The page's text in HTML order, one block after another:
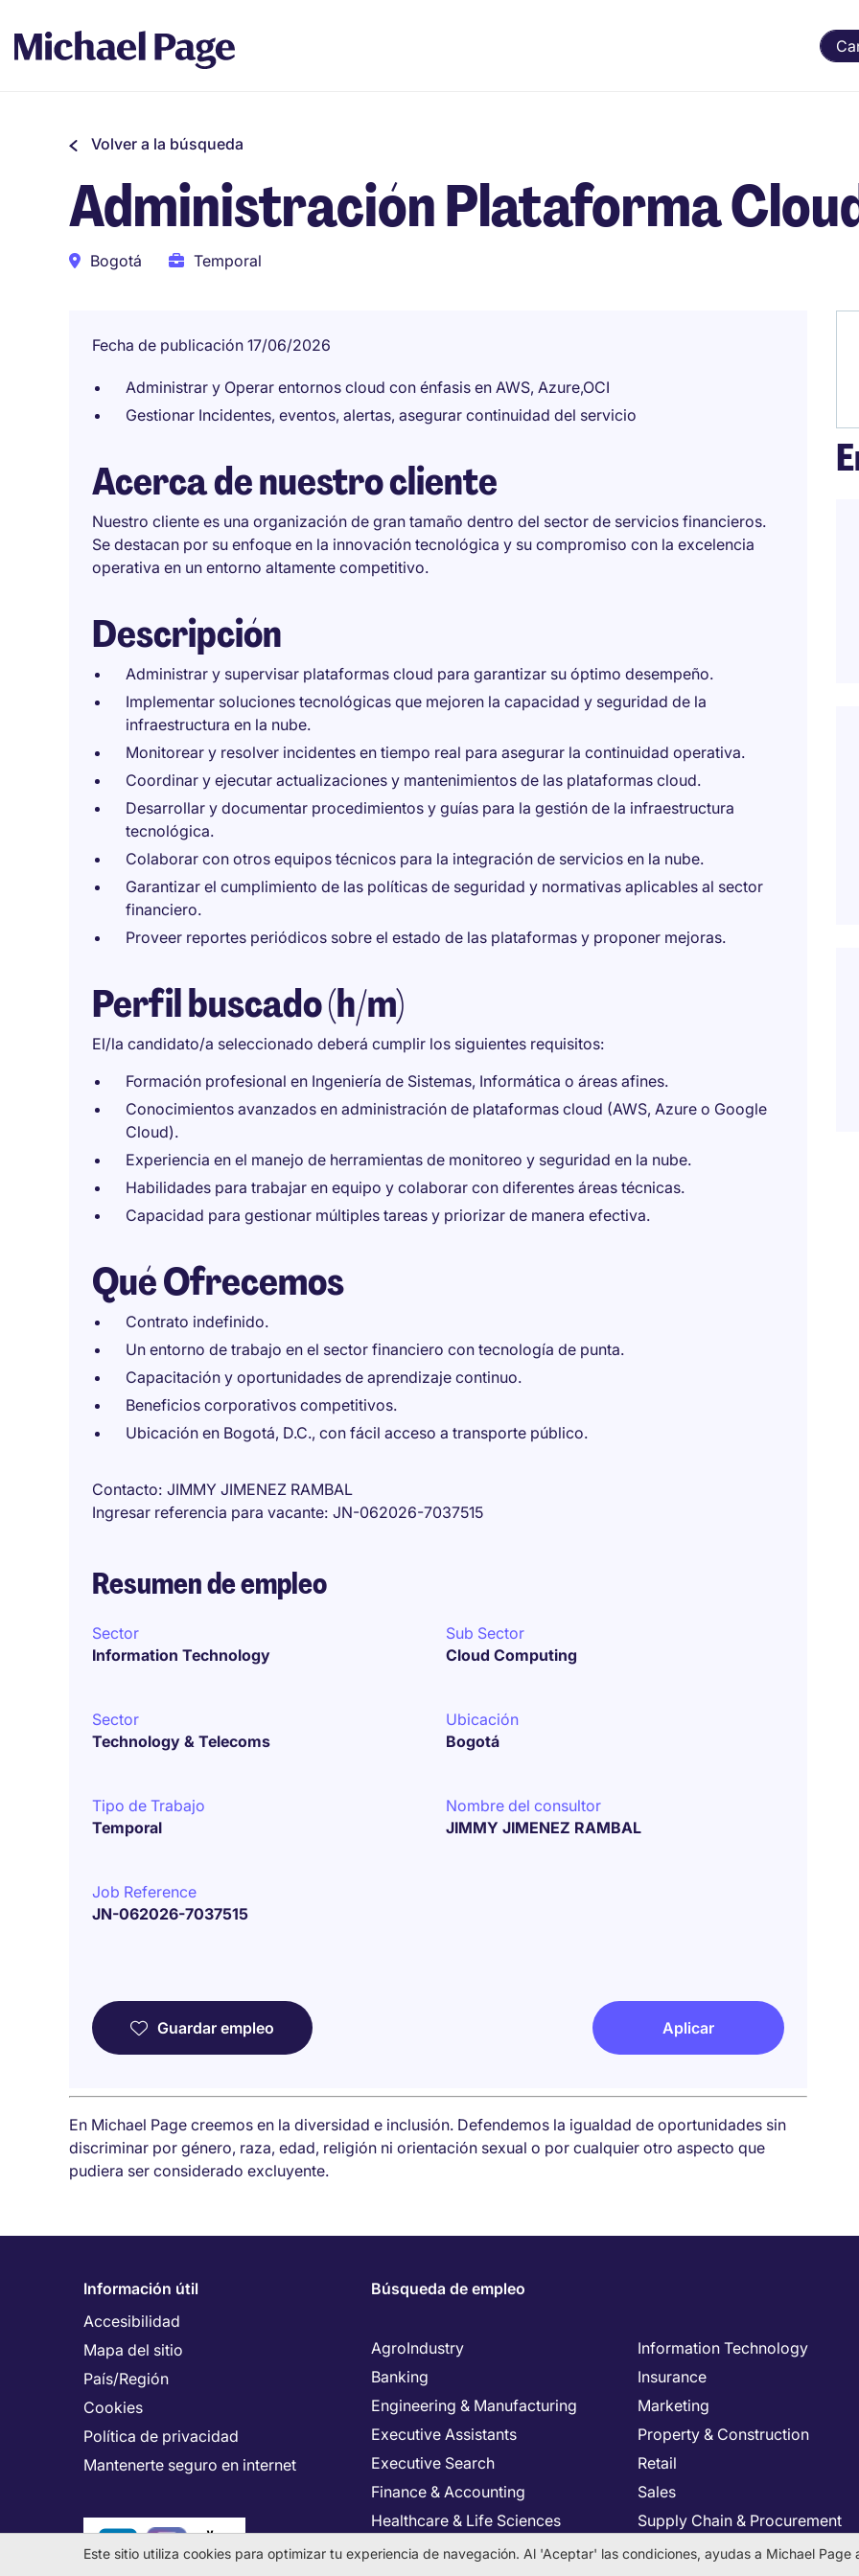
Volver a la búsqueda
Administración Plataforma
Bogotá Temporal
Fecha de publicación 17/06/2026
Administrar y Operar entornos cloud con énfasis en AWS, Azure,OCI
Gestionar Incidentes, eventos, alertas, asegurar continuidad del servicio
Acerca de nuestro cliente
Nuestro cliente es una organización de gran tamaño dentro del sector de servicios financieros.
Se destacan por su enfoque en la innovación tecnológica y su compromiso con la excelencia
operativa en un entorno altamente competitivo.
Descripción
Administrar y supervisar plataformas cloud para garantizar su óptimo desempeño.
Implementar soluciones tecnológicas que mejoren la capacidad y seguridad de la
infraestructura en la nube.
Monitorear y resolver incidentes en tiempo real para asegurar la continuidad operativa.
Coordinar y ejecutar actualizaciones y mantenimientos de las plataformas cloud.
Desarrollar y documentar procedimientos y guías para la gestión de la infraestructura
tecnológica.
Colaborar con otros equipos técnicos para la integración de servicios en la nube.
Garantizar el cumplimiento de las políticas de seguridad y normativas aplicables al sector
financiero.
Proveer reportes periódicos sobre el estado de las plataformas y proponer mejoras.
Perfil buscado (h/m)
El/la candidato/a seleccionado deberá cumplir los siguientes requisitos:
Formación profesional en Ingeniería de Sistemas, Informática o áreas afines.
Conocimientos avanzados en administración de plataformas cloud (AWS, Azure o Google
Cloud).
Experiencia en el manejo de herramientas de monitoreo y seguridad en la nube.
Habilidades para trabajar en equipo y colaborar con diferentes áreas técnicas.
Capacidad para gestionar múltiples tareas y priorizar de manera efectiva.
Qué Ofrecemos
Contrato indefinido.
Un entorno de trabajo en el sector financiero con tecnología de punta.
Capacitación y oportunidades de aprendizaje continuo.
Beneficios corporativos competitivos.
Ubicación en Bogotá, D.C., con fácil acceso a transporte público.
Contacto JIMMY JIMENEZ RAMBAL
Ingresar referencia para vacante JN-062026-7037515
Resumen de empleo
Sector
Information Technology
Sub Sector
Cloud Computing
Sector
Technology & Telecoms
Ubicación
Bogotá
Tipo de Trabajo
Temporal
Nombre del consultor
JIMMY JIMENEZ RAMBAL
Job Reference
JN-062026-7037515
Guardar empleo Aplicar
En Michael Page creemos en la diversidad e inclusión. Defendemos la igualdad de oportunidades sin
discriminar por género, raza, edad, religión ni orientación sexual o por cualquier otro aspecto que
pudiera ser considerado excluyente.
Información útil
Accesibilidad
Mapa del sitio
País/Región
Cookies
Política de privacidad
Mantenerte seguro en internet
Búsqueda de empleo
AgroIndustry
Banking
Engineering & Manufacturing
Executive Assistants
Executive Search
Finance & Accounting
Healthcare & Life Sciences
Human Resources
Information Technology
Insurance
Marketing
Property & Construction
Retail
Sales
Supply Chain & Procurement
Tax & Legal
Este sitio utiliza cookies para optimizar tu experiencia de navegación. Al 'Aceptar' las condiciones, ayudas a Michael Page